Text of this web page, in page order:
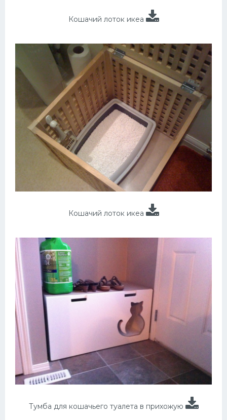
Кошачий лоток икеа
Кошачий лоток икеа
Тумба для кошачьего туалета в прихожую